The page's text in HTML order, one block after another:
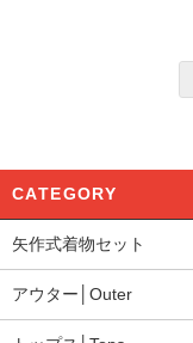
CATEGORY
矢作式着物セット
アウター│Outer